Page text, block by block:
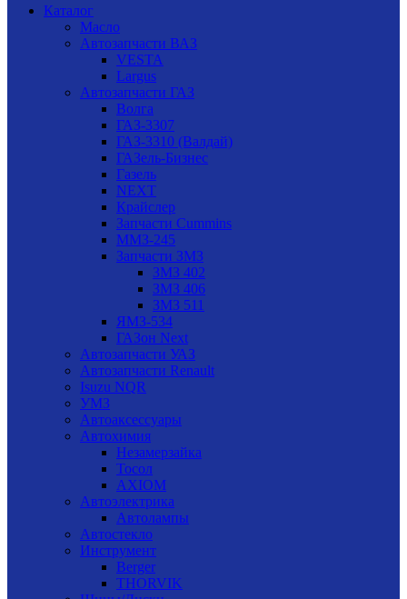
Каталог
Масло
Автозапчасти ВАЗ
VESTA
Largus
Автозапчасти ГАЗ
Волга
ГАЗ-3307
ГАЗ-3310 (Валдай)
ГАЗель-Бизнес
Газель
NEXT
Крайслер
Запчасти Cummins
ММЗ-245
Запчасти ЗМЗ
ЗМЗ 402
ЗМЗ 406
ЗМЗ 511
ЯМЗ-534
ГАЗон Next
Автозапчасти УАЗ
Автозапчасти Renault
Isuzu NQR
УМЗ
Автоаксессуары
Автохимия
Незамерзайка
Тосол
AXIOM
Автоэлектрика
Автолампы
Автостекло
Инструмент
Berger
THORVIK